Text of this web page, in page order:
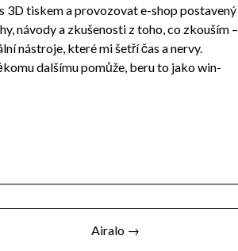
3D tiskem a provozovat e-shop postavený
návody a zkušenosti z toho, co zkouším –
nástroje, které mi šetří čas a nervy.
dalšímu pomůže, beru to jako win-
Airalo →